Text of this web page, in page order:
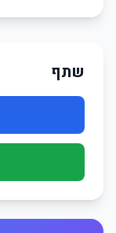
שתף